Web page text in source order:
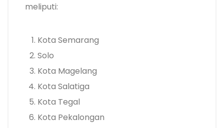
meliputi:
Kota Semarang
Solo
Kota Magelang
Kota Salatiga
Kota Tegal
Kota Pekalongan